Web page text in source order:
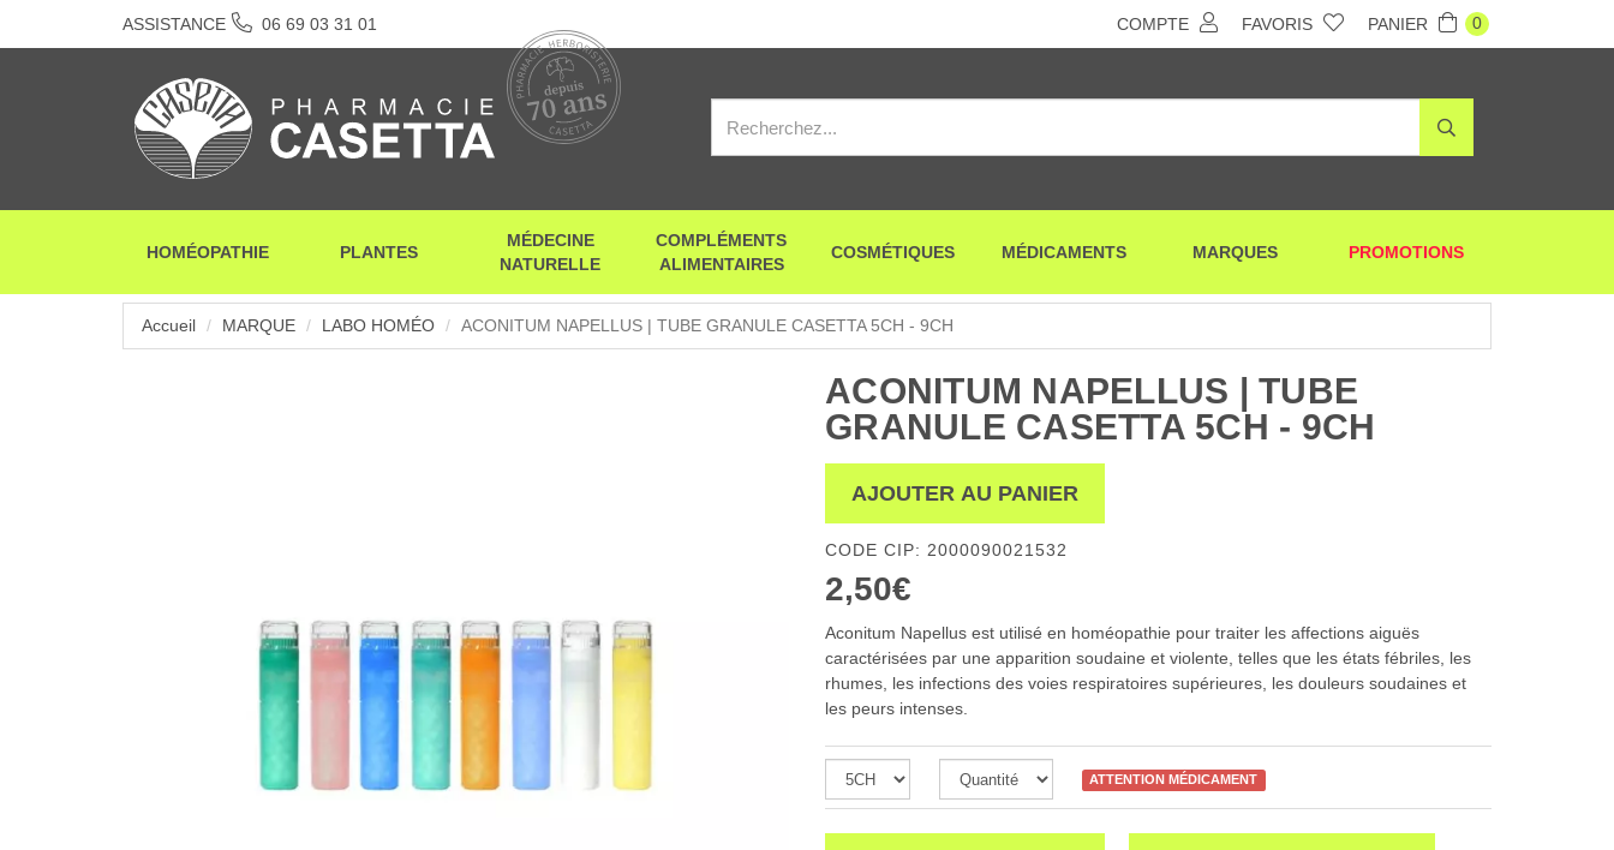
ASSISTANCE 06 69 03 31 01 COMPTE FAVORIS PANIER 0
HOMÉOPATHIE PLANTES
MÉDECINE
NATURELLE
COMPLÉMENTS
ALIMENTAIRES
COSMÉTIQUES MÉDICAMENTS MARQUES PROMOTIONS
Accueil MARQUE LABO HOMÉO ACONITUM NAPELLUS | TUBE GRANULE CASETTA 5CH - 9CH
ACONITUM NAPELLUS | TUBE
GRANULE CASETTA 5CH - 9CH
AJOUTER AU PANIER
CODE CIP: 2000090021532
2,50€
Aconitum Napellus est utilisé en homéopathie pour traiter les affections aiguës
caractérisées par une apparition soudaine et violente, telles que les états fébriles, les
rhumes, les infections des voies respiratoires supérieures, les douleurs soudaines et
les peurs intenses.
ATTENTION MÉDICAMENT